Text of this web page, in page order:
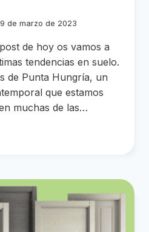
9 de marzo de 2023
de hoy os vamos a
tendencias en suelo.
de Punta Hungría, un
que estamos
muchas de las…